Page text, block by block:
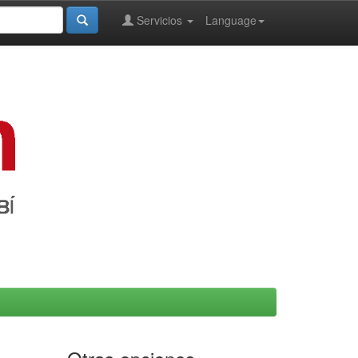
Language
Servicios